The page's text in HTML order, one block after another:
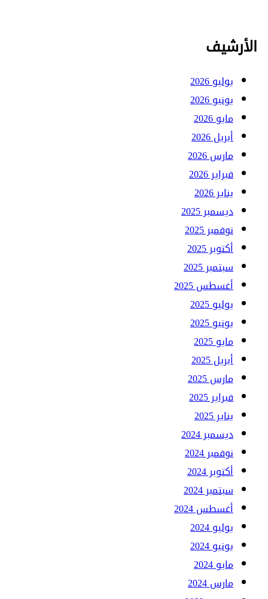
الأرشيف
يوليو 2026
يونيو 2026
مايو 2026
أبريل 2026
مارس 2026
فبراير 2026
يناير 2026
ديسمبر 2025
نوفمبر 2025
أكتوبر 2025
سبتمبر 2025
أغسطس 2025
يوليو 2025
يونيو 2025
مايو 2025
أبريل 2025
مارس 2025
فبراير 2025
يناير 2025
ديسمبر 2024
نوفمبر 2024
أكتوبر 2024
سبتمبر 2024
أغسطس 2024
يوليو 2024
يونيو 2024
مايو 2024
مارس 2024